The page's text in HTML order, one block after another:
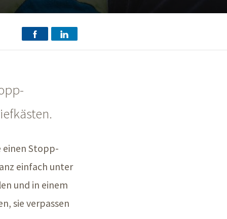
einen Stopp-
einfach unter
und in einem
sie verpassen